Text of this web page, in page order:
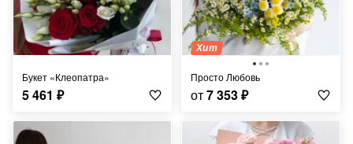
Букет «Клеопатра»
5 461 ₽
Хит
Просто Любовь
от7 353₽